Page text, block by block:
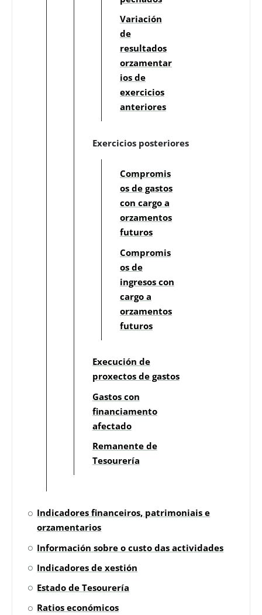
Variación
de
resultados
orzamentar
ios de
exercicios
anteriores
Exercicios posteriores
Compromis
os de gastos
con cargo a
orzamentos
futuros
Compromis
os de
ingresos con
cargo a
orzamentos
futuros
Execución de
proxectos de gastos
Gastos con
financiamento
afectado
Remanente de
Tesourería
Indicadores financeiros, patrimoniais e
orzamentarios
Información sobre o custo das actividades
Indicadores de xestión
Estado de Tesourería
Ratios económicos